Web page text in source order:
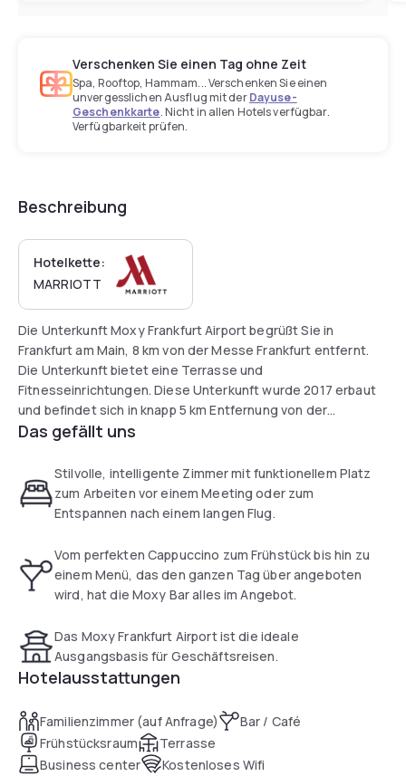
Verschenken Sie einen Tag ohne Zeit
Spa, Rooftop, Hammam... Verschenken Sie einen
unvergesslichen Ausflug mit derDayuse-
Geschenkkarte. Nicht in allen Hotels verfügbar.
Verfügbarkeit prüfen.
Beschreibung
Hotelkette:
MARRIOTT
Die Unterkunft Moxy Frankfurt Airport begrüßt Sie in
Frankfurt am Main, 8 km von der Messe Frankfurt entfernt.
Die Unterkunft bietet eine Terrasse und
Fitnesseinrichtungen. Diese Unterkunft wurde 2017 erbaut
und befindet sich in knapp 5 km Entfernung von der
Commerzbank-Arena. Sie wohnen hier im Stadtteil
km. Die Zimmer im Hotel sind mit einem Flachbild-TV
ausgestattet. Bei der Ankunft erhalten Sie ein
Begrüßungsgetränk. In der Unterkunft wird täglich ein
Airport umfasst auch ein Businesscenter. Die Mitarbeiter an
der 24-Stunden-Rezeption sprechen Deutsch und Englisch
und geben Ihnen gerne praktische Tipps zur Umgebung.
Das gefällt uns
Stilvolle, intelligente Zimmer mit funktionellem Platz
zum Arbeiten vor einem Meeting oder zum
Entspannen nach einem langen Flug.
Vom perfekten Cappuccino zum Frühstück bis hin zu
einem Menü, das den ganzen Tag über angeboten
wird, hat die Moxy Bar alles im Angebot.
Das Moxy Frankfurt Airport ist die ideale
Ausgangsbasis für Geschäftsreisen.
Hotelausstattungen
Familienzimmer (auf Anfrage)
Bar / Café
Frühstücksraum
Terrasse
Business center
Kostenloses Wifi